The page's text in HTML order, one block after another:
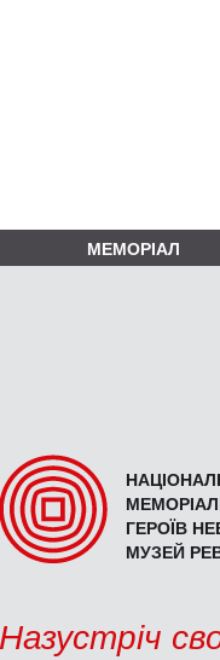
МЕМОРІАЛ
ГЕРОЇВ
МУЗЕЙ
Назустріч